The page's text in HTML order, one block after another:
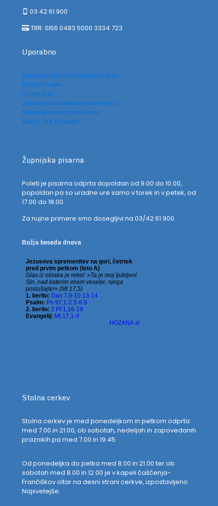
03 42 61 900
TRR: SI56 0483 5000 3334 723
Uporabno
Župnijski vrtec Danijelov levček
Škofija Celje
Hozana.si
Jubilate mladinska pesmarica
Sveto pismo na internetu
Serija The Chosen
Župnijska pisarna
Poleti je pisarna odprta dopoldan od 9.00 do 10.00,
popoldan pa so uradne ure samo v torek in v petek, od
17.00 do 18.00.
Za nujne primere smo dosegljivi na 03/42 61 900.
Božja beseda dneva
Stolna cerkev
Stolna cerkev je med ponedeljkom in petkom odprta
med 7.00 in 21.00, ob sobotah, nedeljah in zapovedanih
praznikih pa med 7.00 in 19.45.
Od ponedeljka do petka med 8.00 in 21.00 ter ob
sobotah med 8.00 in 12.00 je v kapeli čaščenja-
Frančiškov oltar na desni strani cerkve, izpostavljeno
Najsvetejše.